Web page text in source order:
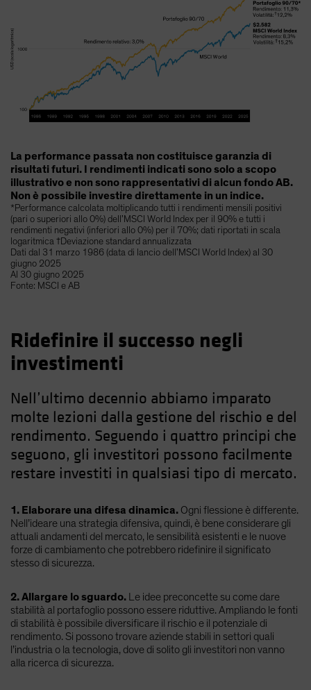
La performance passata non costituisce garanzia di
risultati futuri. I rendimenti indicati sono solo a scopo
illustrativo e non sono rappresentativi di alcun fondo AB.
Non è possibile investire direttamente in un indice.
*Performance calcolata moltiplicando tutti i rendimenti mensili positivi
(pari o superiori allo 0%) dell’MSCI World Index per il 90% e tutti i
rendimenti negativi (inferiori allo 0%) per il 70%; dati riportati in scala
logaritmica †Deviazione standard annualizzata
Dati dal 31 marzo 1986 (data di lancio dell’MSCI World Index) al 30
giugno 2025
Al 30 giugno 2025
Fonte: MSCI e AB
Ridefinire il successo negli
investimenti
Nell’ultimo decennio abbiamo imparato
molte lezioni dalla gestione del rischio e del
rendimento. Seguendo i quattro principi che
seguono, gli investitori possono facilmente
restare investiti in qualsiasi tipo di mercato.
1. Elaborare una difesa dinamica. Ogni flessione è differente.
Nell’ideare una strategia difensiva, quindi, è bene considerare gli
attuali andamenti del mercato, le sensibilità esistenti e le nuove
forze di cambiamento che potrebbero ridefinire il significato
stesso di sicurezza.
2. Allargare lo sguardo. Le idee preconcette su come dare
stabilità al portafoglio possono essere riduttive. Ampliando le fonti
di stabilità è possibile diversificare il rischio e il potenziale di
rendimento. Si possono trovare aziende stabili in settori quali
l’industria o la tecnologia, dove di solito gli investitori non vanno
alla ricerca di sicurezza.